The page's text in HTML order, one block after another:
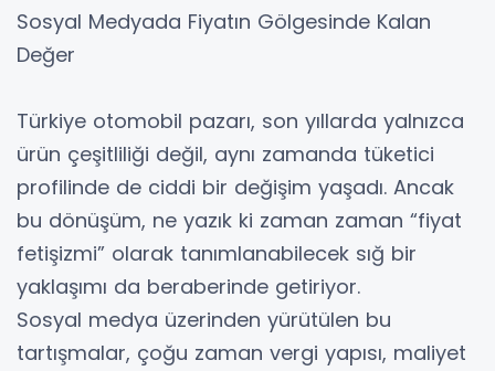
Sosyal Medyada Fiyatın Gölgesinde Kalan
Değer
Türkiye otomobil pazarı, son yıllarda yalnızca
ürün çeşitliliği değil, aynı zamanda tüketici
profilinde de ciddi bir değişim yaşadı. Ancak
bu dönüşüm, ne yazık ki zaman zaman “fiyat
fetişizmi” olarak tanımlanabilecek sığ bir
yaklaşımı da beraberinde getiriyor.
Sosyal medya üzerinden yürütülen bu
tartışmalar, çoğu zaman vergi yapısı, maliyet